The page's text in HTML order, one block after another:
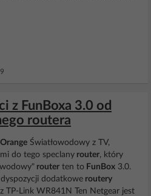
z FunBoxa 3.0 od
routera
Orange Światłowodowy z TV,
do tego speclany router, który
router ten to FunBox 3.0.
dodatkowe routery
TP-Link WR841N Ten Netgear jest